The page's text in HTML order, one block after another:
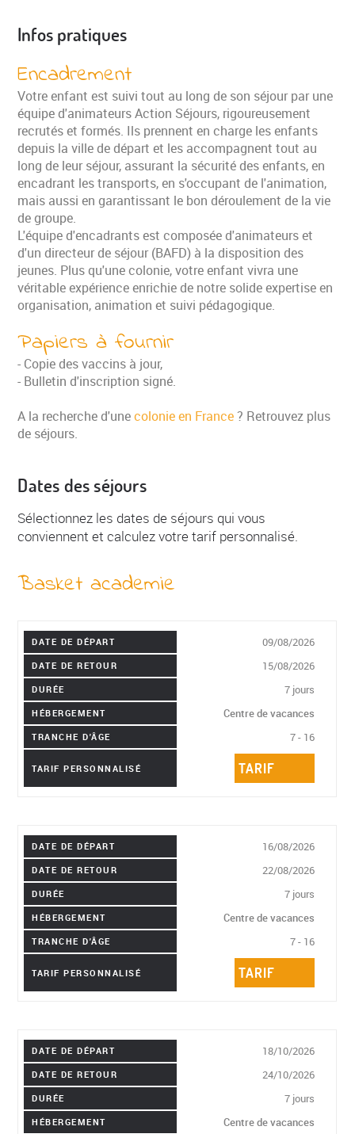
Infos pratiques
Encadrement
Votre enfant est suivi tout au long de son séjour par une
équipe d'animateurs Action Séjours, rigoureusement
recrutés et formés. Ils prennent en charge les enfants
depuis la ville de départ et les accompagnent tout au
long de leur séjour, assurant la sécurité des enfants, en
encadrant les transports, en s'occupant de l'animation,
mais aussi en garantissant le bon déroulement de la vie
de groupe.
L'équipe d'encadrants est composée d'animateurs et
d'un directeur de séjour (BAFD) à la disposition des
jeunes. Plus qu'une colonie, votre enfant vivra une
véritable expérience enrichie de notre solide expertise en
organisation, animation et suivi pédagogique.
Papiers à fournir
- Copie des vaccins à jour,
- Bulletin d'inscription signé.
A la recherche d'unecolonie en France? Retrouvez plus
de séjours.
Dates des séjours
Sélectionnez les dates de séjours qui vous
conviennent et calculez votre tarif personnalisé.
Basket academie
DATE DE DÉPART 09/08/2026
DATE DE RETOUR 15/08/2026
DURÉE 7 jours
HÉBERGEMENT Centre de vacances
TRANCHE D'ÂGE 7 - 16
TARIF PERSONNALISÉ TARIF
DATE DE DÉPART 16/08/2026
DATE DE RETOUR 22/08/2026
DURÉE 7 jours
HÉBERGEMENT Centre de vacances
TRANCHE D'ÂGE 7 - 16
TARIF PERSONNALISÉ TARIF
DATE DE DÉPART 18/10/2026
DATE DE RETOUR 24/10/2026
DURÉE 7 jours
HÉBERGEMENT Centre de vacances